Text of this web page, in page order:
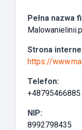
Pełna nazwa
Strona
https://
Telefon:
+48795466885
NIP:
8992798435